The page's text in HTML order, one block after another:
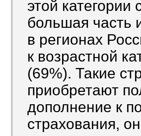
этой
большая часть
в регионах
к возрастной
(69%). Такие
приобретают
дополнение к
страхования,